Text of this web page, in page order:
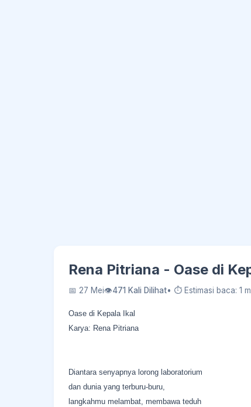
Rena Pitriana - Oase di
📅 27 Mei👁471 Kali Dilihat• ⏱ Estimasi baca: 1
Oase di Kepala Ikal
Karya: Rena Pitriana
Diantara senyapnya lorong laboratorium
dan dunia yang terburu-buru,
langkahmu melambat, membawa teduh